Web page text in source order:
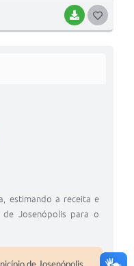
BAIXAR
estimando a receita e
Josenópolis para o
de Josenópolis